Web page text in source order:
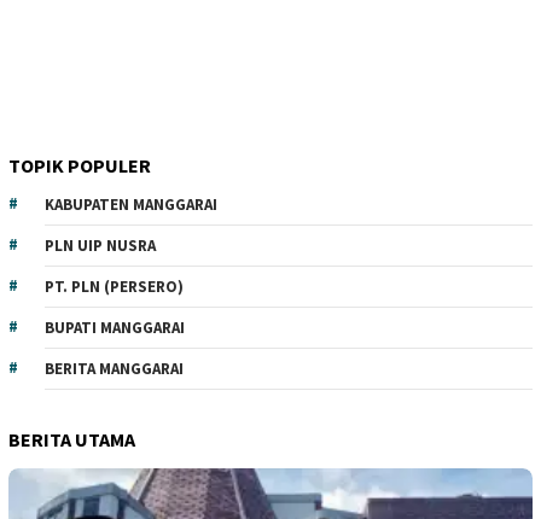
TOPIK POPULER
KABUPATEN MANGGARAI
PLN UIP NUSRA
PT. PLN (PERSERO)
BUPATI MANGGARAI
BERITA MANGGARAI
BERITA UTAMA